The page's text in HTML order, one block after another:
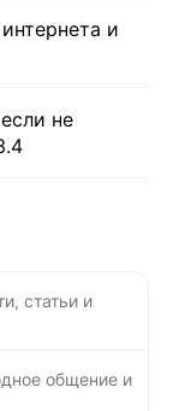
и
не
статьи и
общение и